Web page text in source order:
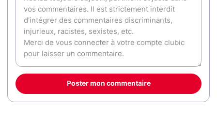
Poster mon commentaire